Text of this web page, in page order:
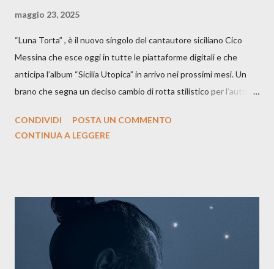
maggio 23, 2025
“Luna Torta” , è il nuovo singolo del cantautore siciliano Cico
Messina che esce oggi in tutte le piattaforme digitali e che
anticipa l’album “Sicilia Utopica” in arrivo nei prossimi mesi. Un
brano che segna un deciso cambio di rotta stilistico per l’autore
testo ibrido tra italiano e siciliano, e un’urgenza espressiva che
La canzone racconta la difficoltà di creare, e perfino di esistere,
sotto il peso della realtà. Ma lo fa cercando una via d’uscita, una
forma di assoluzione, nel vivere e nel suonare, nel trovare respiro
anche quando l’aria sembra farsi più densa. Il brano è anche una
CONDIVIDI
POSTA UN COMMENTO
CONTINUA A LEGGERE